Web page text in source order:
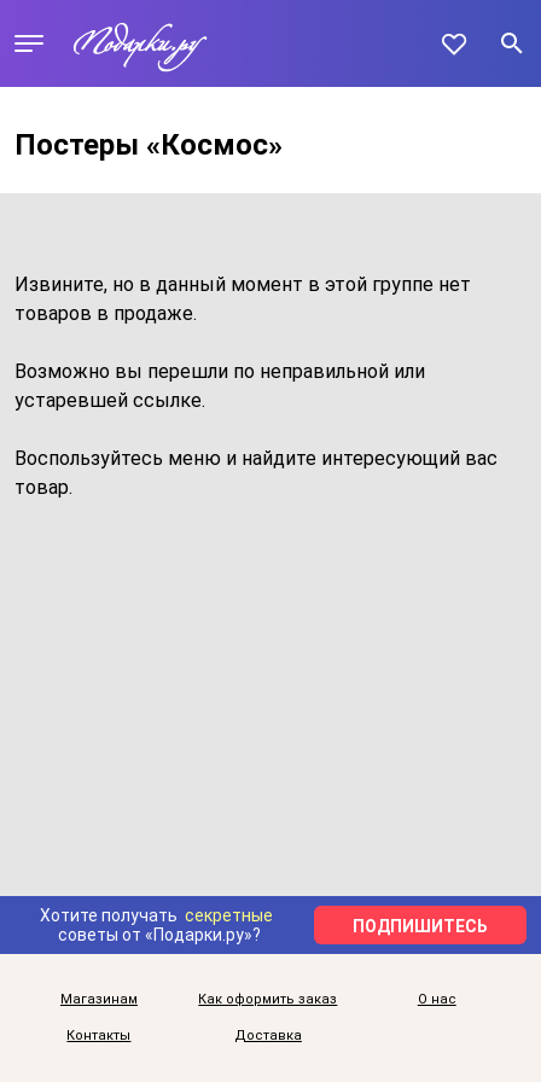
Постеры «Космос»
Извините, но в данный момент в этой группе нет
товаров в продаже.
Возможно вы перешли по неправильной или
устаревшей ссылке.
Воспользуйтесь меню и найдите интересующий вас
товар.
Хотите получать секретные
советы от «Подарки.ру»?
ПОДПИШИТЕСЬ
Магазинам Как оформить заказ О нас
Контакты Доставка